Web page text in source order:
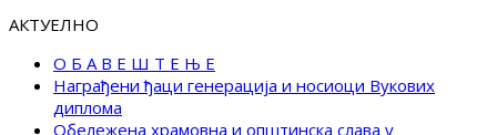
АКТУЕЛНО
О Б А В Е Ш Т Е Њ Е
Награђени ђаци генерација и носиоци Вукових
диплома
Обележена храмовна и општинска слава у